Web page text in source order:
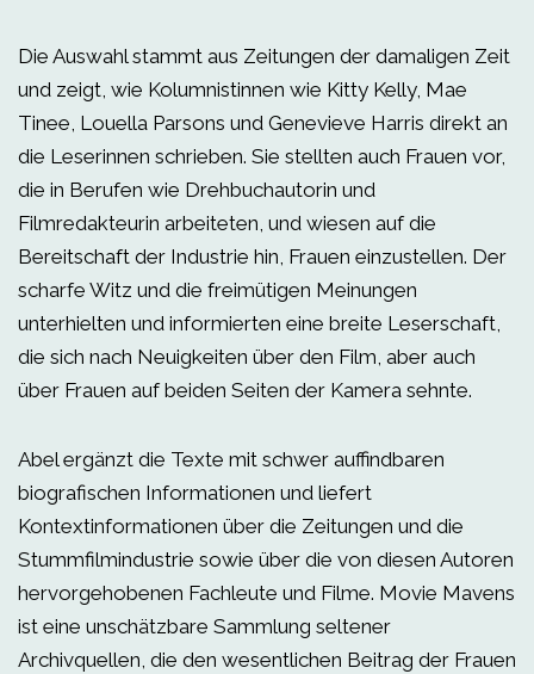
Die Auswahl stammt aus Zeitungen der damaligen Zeit
und zeigt, wie Kolumnistinnen wie Kitty Kelly, Mae
Tinee, Louella Parsons und Genevieve Harris direkt an
die Leserinnen schrieben. Sie stellten auch Frauen vor,
die in Berufen wie Drehbuchautorin und
Filmredakteurin arbeiteten, und wiesen auf die
Bereitschaft der Industrie hin, Frauen einzustellen. Der
scharfe Witz und die freimütigen Meinungen
unterhielten und informierten eine breite Leserschaft,
die sich nach Neuigkeiten über den Film, aber auch
über Frauen auf beiden Seiten der Kamera sehnte.
Abel ergänzt die Texte mit schwer auffindbaren
biografischen Informationen und liefert
Kontextinformationen über die Zeitungen und die
Stummfilmindustrie sowie über die von diesen Autoren
hervorgehobenen Fachleute und Filme. Movie Mavens
ist eine unschätzbare Sammlung seltener
Archivquellen, die den wesentlichen Beitrag der Frauen